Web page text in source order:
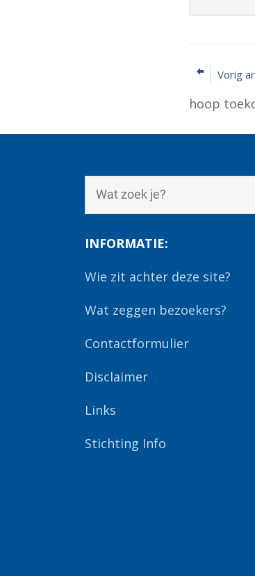
Vorig
hoop
INFORMATIE:
Wie zit achter deze site?
Wat zeggen bezoekers?
Contactformulier
Disclaimer
Links
Stichting Info